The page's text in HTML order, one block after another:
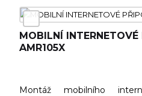
MOBILNÍ INTERNETOVÉ
AMR105X
Montáž mobilního